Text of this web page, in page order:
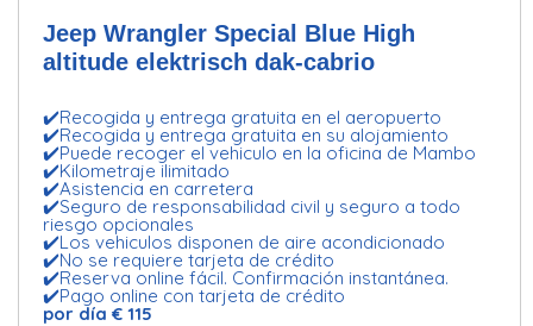
Jeep Wrangler Special Blue High
altitude elektrisch dak-cabrio
✔️Recogida y entrega gratuita en el aeropuerto
✔️Recogida y entrega gratuita en su alojamiento
✔️Puede recoger el vehiculo en la oficina de Mambo
✔️Kilometraje ilimitado
✔️Asistencia en carretera
✔️Seguro de responsabilidad civil y seguro a todo
riesgo opcionales
✔️Los vehiculos disponen de aire acondicionado
✔️No se requiere tarjeta de crédito
✔️Reserva online fácil. Confirmación instantánea.
✔️Pago online con tarjeta de crédito
por día € 115